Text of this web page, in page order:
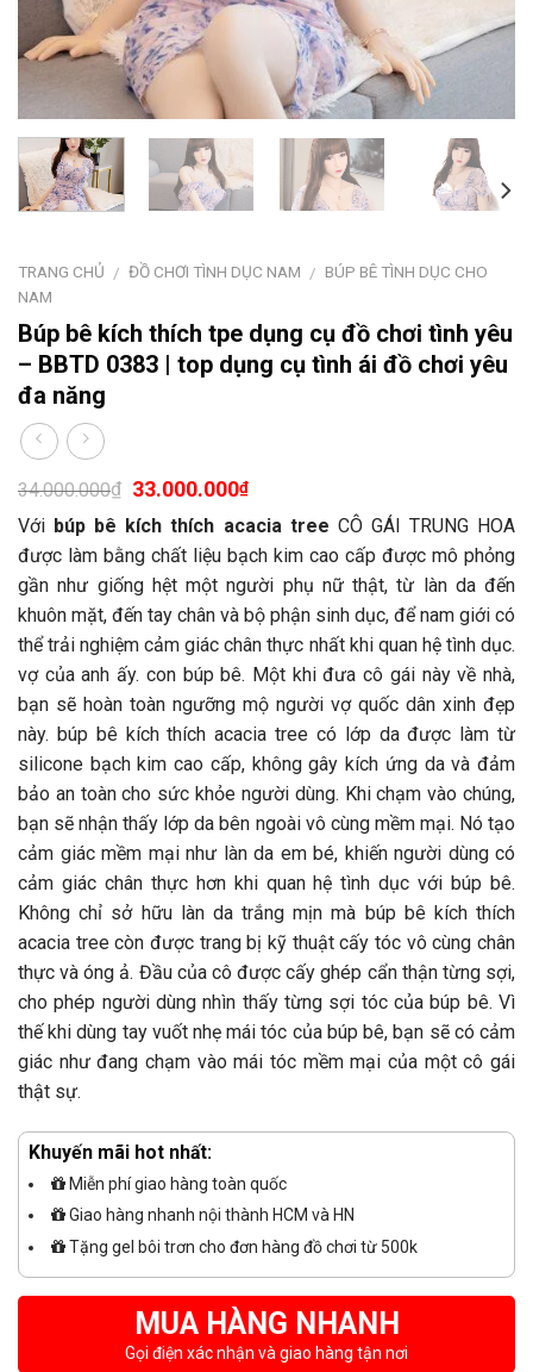
TRANG CHỦ / ĐỒ CHƠI TÌNH DỤC NAM / BÚP BÊ TÌNH DỤC CHO
NAM
Búp bê kích thích tpe dụng cụ đồ chơi tình yêu
– BBTD 0383 | top dụng cụ tình ái đồ chơi yêu
đa năng
34.000.000₫ 33.000.000₫
Với búp bê kích thích acacia tree CÔ GÁI TRUNG HOA
được làm bằng chất liệu bạch kim cao cấp được mô phỏng
gần như giống hệt một người phụ nữ thật, từ làn da đến
khuôn mặt, đến tay chân và bộ phận sinh dục, để nam giới có
thể trải nghiệm cảm giác chân thực nhất khi quan hệ tình dục.
vợ của anh ấy. con búp bê. Một khi đưa cô gái này về nhà,
bạn sẽ hoàn toàn ngưỡng mộ người vợ quốc dân xinh đẹp
này. búp bê kích thích acacia tree có lớp da được làm từ
silicone bạch kim cao cấp, không gây kích ứng da và đảm
bảo an toàn cho sức khỏe người dùng. Khi chạm vào chúng,
bạn sẽ nhận thấy lớp da bên ngoài vô cùng mềm mại. Nó tạo
cảm giác mềm mại như làn da em bé, khiến người dùng có
cảm giác chân thực hơn khi quan hệ tình dục với búp bê.
Không chỉ sở hữu làn da trắng mịn mà búp bê kích thích
acacia tree còn được trang bị kỹ thuật cấy tóc vô cùng chân
thực và óng ả. Đầu của cô được cấy ghép cẩn thận từng sợi,
cho phép người dùng nhìn thấy từng sợi tóc của búp bê. Vì
thế khi dùng tay vuốt nhẹ mái tóc của búp bê, bạn sẽ có cảm
giác như đang chạm vào mái tóc mềm mại của một cô gái
thật sự.
Khuyến mãi hot nhất:
Miễn phí giao hàng toàn quốc
Giao hàng nhanh nội thành HCM và HN
Tặng gel bôi trơn cho đơn hàng đồ chơi từ 500k
MUA HÀNG NHANH
Gọi điện xác nhận và giao hàng tận nơi